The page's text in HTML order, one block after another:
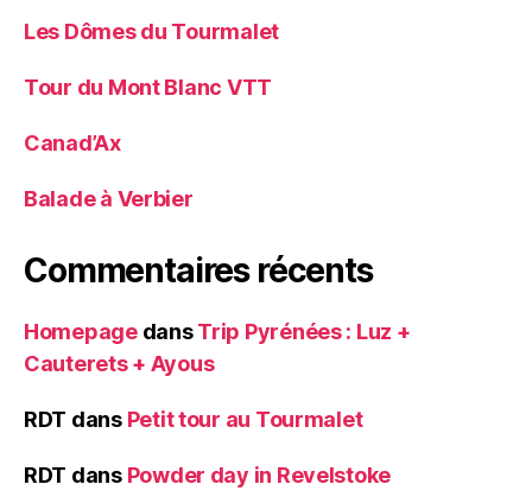
Les Dômes du Tourmalet
Tour du Mont Blanc VTT
Canad’Ax
Balade à Verbier
Commentaires récents
HomepagedansTrip Pyrénées : Luz +
Cauterets + Ayous
RDT dans Petit tour au Tourmalet
RDT dans Powder day in Revelstoke